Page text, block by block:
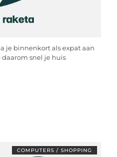
je binnenkort als expat aan
snel je huis
COMPUTERS / SHOPPING